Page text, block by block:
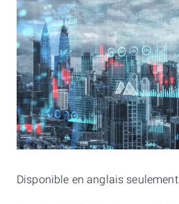
Disponible en anglais seulement